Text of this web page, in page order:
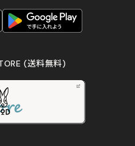
(送料無料)